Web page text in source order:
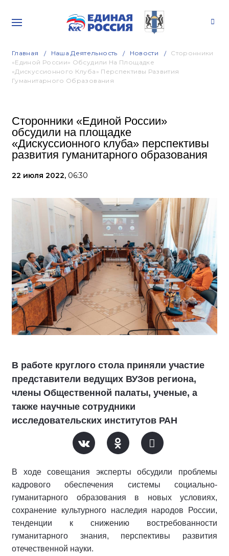
Главная Наша Деятельность Новости
Сторонники
«Единой России» Обсудили На Площадке
«Дискуссионного Клуба» Перспективы Развития
Гуманитарного Образования
Сторонники «Единой России»
обсудили на площадке
«Дискуссионного клуба» перспективы
развития гуманитарного образования
22 июля 2022, 06:30
В работе круглого стола приняли участие
представители ведущих ВУЗов региона,
члены Общественной палаты, ученые, а
также научные сотрудники
исследовательских институтов РАН
В ходе совещания эксперты обсудили проблемы
кадрового обеспечения системы социально-
гуманитарного образования в новых условиях,
сохранение культурного наследия народов России,
тенденции к снижению востребованности
гуманитарного знания, перспективы развития
отечественной науки.